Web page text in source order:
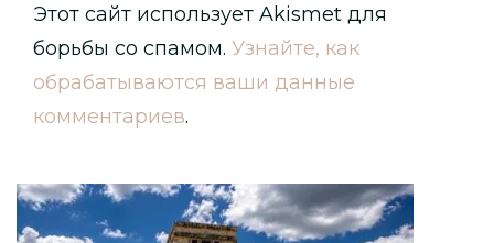
Этот сайт использует Akismet для
борьбы со спамом. Узнайте, как
обрабатываются ваши данные
комментариев.
Навигация